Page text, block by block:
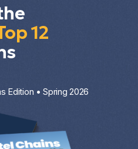
12
Edition • Spring 2026